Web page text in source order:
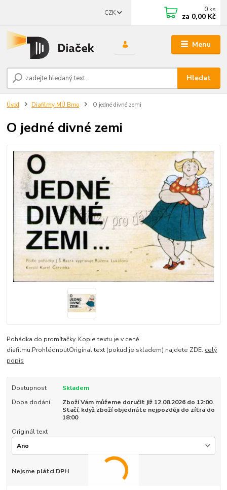
Menu
CZK
Hledat
0 ks
za 0,00 Kč
Úvod Diafilmy MÚ Brno O jedné divné zemi
O jedné divné zemi
Pohádka do promítačky. Kopie textu je v ceně
diafilmu.ProhlédnoutOriginal text (pokud je skladem) najdete ZDE. celý
popis
Dostupnost
Skladem
Doba dodání
Zboží Vám můžeme doručit již 12.08.2026 do 12:00.
Stačí, když zboží objednáte nejpozději do zítra do
18:00
Originál text
Nejsme plátci DPH